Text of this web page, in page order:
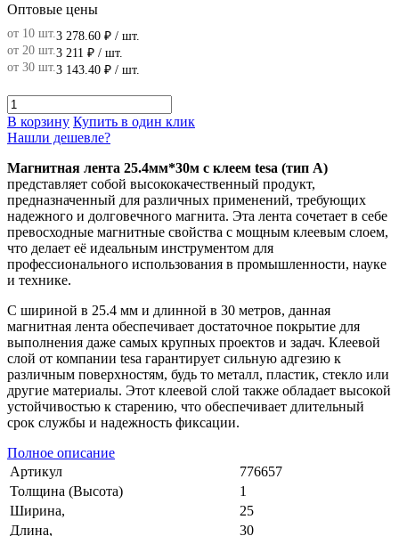
Оптовые цены
от 10 шт. 3 278.60 ₽ / шт.
от 20 шт. 3 211 ₽ / шт.
от 30 шт. 3 143.40 ₽ / шт.
В корзину Купить в один клик
Нашли дешевле?
Магнитная лента 25.4мм*30м с клеем tesa (тип A)
представляет собой высококачественный продукт,
предназначенный для различных применений, требующих
надежного и долговечного магнита. Эта лента сочетает в себе
превосходные магнитные свойства с мощным клеевым слоем,
что делает её идеальным инструментом для
профессионального использования в промышленности, науке
и технике.
С шириной в 25.4 мм и длинной в 30 метров, данная
магнитная лента обеспечивает достаточное покрытие для
выполнения даже самых крупных проектов и задач. Клеевой
слой от компании tesa гарантирует сильную адгезию к
различным поверхностям, будь то металл, пластик, стекло или
другие материалы. Этот клеевой слой также обладает высокой
устойчивостью к старению, что обеспечивает длительный
срок службы и надежность фиксации.
Полное описание
Артикул
776657
Толщина (Высота)
1
Ширина,
25
Длина,
30